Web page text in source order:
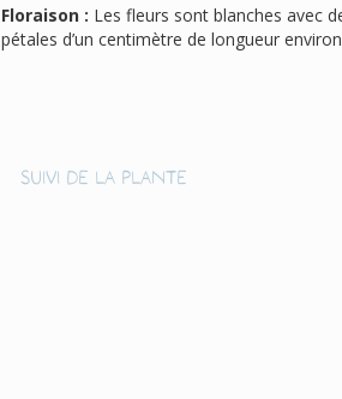
Floraison :
pétales d’un centimètre de longueur environ
Suivi de la plante